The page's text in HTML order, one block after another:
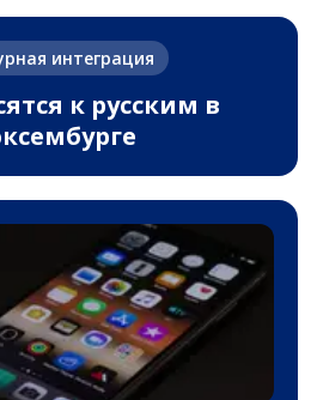
интеграция
к русским в